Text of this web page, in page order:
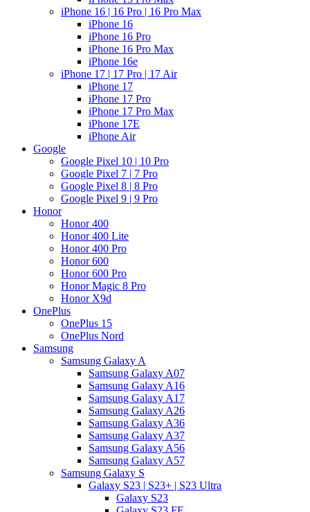
iPhone 16 | 16 Pro | 16 Pro Max
iPhone 16
iPhone 16 Pro
iPhone 16 Pro Max
iPhone 16e
iPhone 17 | 17 Pro | 17 Air
iPhone 17
iPhone 17 Pro
iPhone 17 Pro Max
iPhone 17E
iPhone Air
Google
Google Pixel 10 | 10 Pro
Google Pixel 7 | 7 Pro
Google Pixel 8 | 8 Pro
Google Pixel 9 | 9 Pro
Honor
Honor 400
Honor 400 Lite
Honor 400 Pro
Honor 600
Honor 600 Pro
Honor Magic 8 Pro
Honor X9d
OnePlus
OnePlus 15
OnePlus Nord
Samsung
Samsung Galaxy A
Samsung Galaxy A07
Samsung Galaxy A16
Samsung Galaxy A17
Samsung Galaxy A26
Samsung Galaxy A36
Samsung Galaxy A37
Samsung Galaxy A56
Samsung Galaxy A57
Samsung Galaxy S
Galaxy S23 | S23+ | S23 Ultra
Galaxy S23